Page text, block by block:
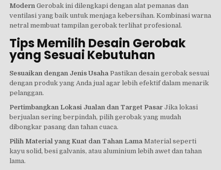
Modern Gerobak ini dilengkapi dengan alat pemanas dan
ventilasi yang baik untuk menjaga kebersihan. Kombinasi warna
netral membuat tampilan gerobak terlihat profesional.
Tips Memilih Desain Gerobak
yang Sesuai Kebutuhan
Sesuaikan dengan Jenis Usaha Pastikan desain gerobak sesuai
dengan produk yang Anda jual agar lebih efektif dalam menarik
pelanggan.
Pertimbangkan Lokasi Jualan dan Target Pasar Jika lokasi
berjualan sering berpindah, pilih gerobak yang mudah
dibongkar pasang dan tahan cuaca.
Pilih Material yang Kuat dan Tahan Lama Material seperti
kayu solid, besi galvanis, atau aluminium lebih awet dan tahan
lama.